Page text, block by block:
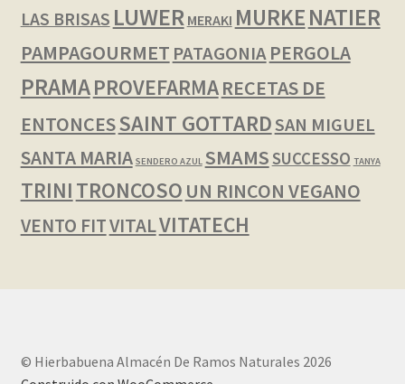
LAS BRISAS LUWER MERAKI MURKENATIER
PAMPAGOURMET PATAGONIA PERGOLA
PRAMAPROVEFARMARECETAS DE
ENTONCESSAINT GOTTARDSAN MIGUEL
SANTA MARIA SENDERO AZUL SMAMSSUCCESSO TANYA
TRINI TRONCOSO UN RINCON VEGANO
VENTO FITVITALVITATECH
© Hierbabuena Almacén De Ramos Naturales 2026